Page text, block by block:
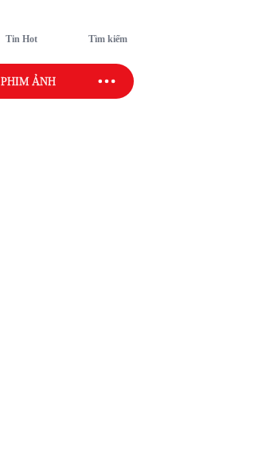
Tin Hot Tìm kiếm
PHIM ẢNH SAO SPORT